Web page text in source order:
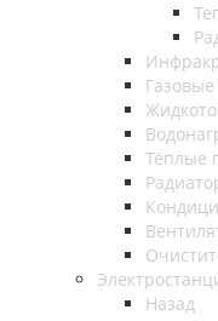
Тёплые
Назад